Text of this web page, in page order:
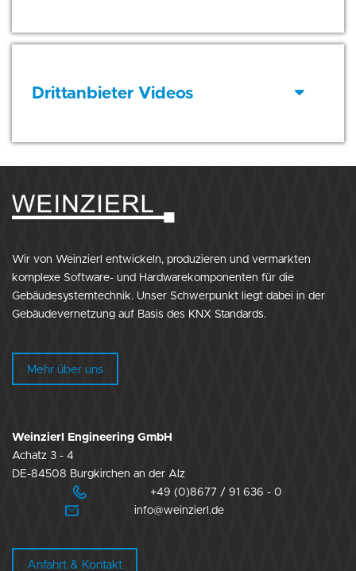
Drittanbieter Videos
Weinzierl Engineering GmbH
Achatz 3 - 4
DE-84508 Burgkirchen an der Alz
+49 (0)8677 / 91 636 - 0
info@weinzierl.de
Anfahrt & Kontakt
Wir von Weinzierl entwickeln, produzieren und vermarkten
komplexe Software- und Hardwarekomponenten für die
Gebäudesystemtechnik. Unser Schwerpunkt liegt dabei in der
Gebäudevernetzung auf Basis des KNX Standards.
Mehr über uns